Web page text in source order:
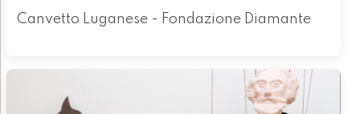
Canvetto Luganese - Fondazione Diamante